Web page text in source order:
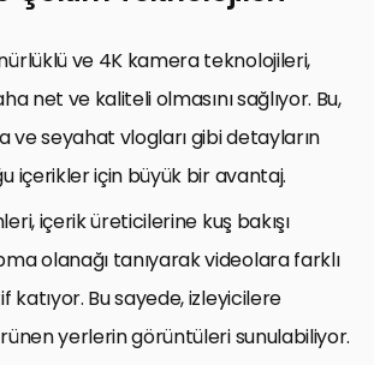
ve 4K kamera teknolojileri,
net ve kaliteli olmasını sağlıyor. Bu,
ve seyahat vlogları gibi detayların
içerikler için büyük bir avantaj.
içerik üreticilerine kuş bakışı
olanağı tanıyarak videolara farklı
katıyor. Bu sayede, izleyicilere
yerlerin görüntüleri sunulabiliyor.